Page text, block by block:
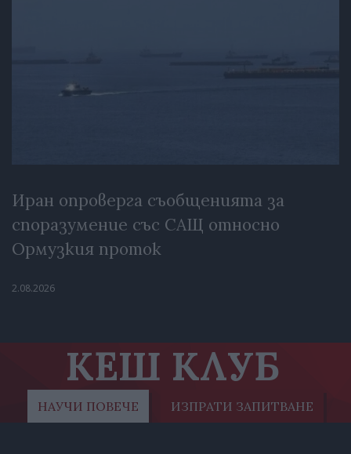
Иран опроверга съобщенията за
споразумение със САЩ относно
Ормузкия проток
2.08.2026
КЕШ КЛУБ
НАУЧИ ПОВЕЧЕ ИЗПРАТИ ЗАПИТВАНЕ